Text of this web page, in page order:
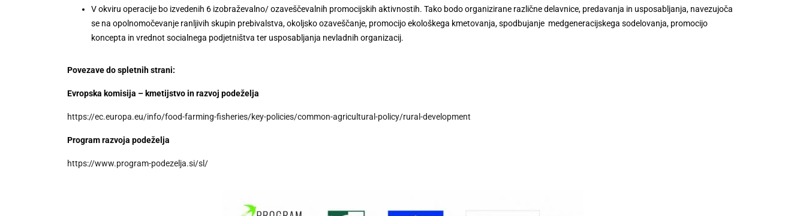
V okviru operacije bo izvedenih 6 izobraževalno/ ozaveščevalnih promocijskih aktivnostih. Tako bodo organizirane različne delavnice, predavanja in usposabljanja, navezujoča
se na opolnomočevanje ranljivih skupin prebivalstva, okoljsko ozaveščanje, promocijo ekološkega kmetovanja, spodbujanje medgeneracijskega sodelovanja, promocijo
koncepta in vrednot socialnega podjetništva ter usposabljanja nevladnih organizacij.
Povezave do spletnih strani:
Evropska komisija – kmetijstvo in razvoj podeželja
https://ec.europa.eu/info/food-farming-fisheries/key-policies/common-agricultural-policy/rural-development
Program razvoja podeželja
https://www.program-podezelja.si/sl/